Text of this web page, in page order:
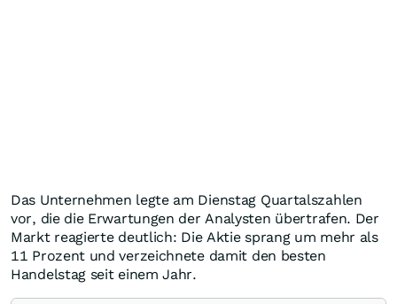
Das Unternehmen legte am Dienstag Quartalszahlen
vor, die die Erwartungen der Analysten übertrafen. Der
Markt reagierte deutlich: Die Aktie sprang um mehr als
11 Prozent und verzeichnete damit den besten
Handelstag seit einem Jahr.